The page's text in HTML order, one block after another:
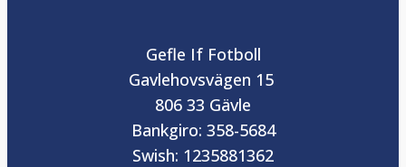
Gefle If Fotboll
Gavlehovsvägen 15
806 33 Gävle
Bankgiro: 358-5684
Swish: 1235881362